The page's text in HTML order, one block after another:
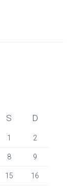
S D
1 2
8 9
15 16